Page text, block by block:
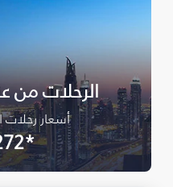
الرحلات من
أسعار رحلات
*USD 272